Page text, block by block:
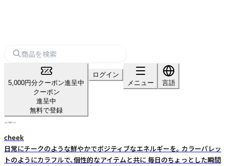
5,000円分クーポン進呈中
クーポン
進呈中
無料で登録
ログイン
メニュー
言語
cheek
日常にチークのような鮮やかでポジティブなエネルギーを。 カラーパレッ
トのようにカラフルで、個性的なアイテムと共に 毎日のちょっとした瞬間